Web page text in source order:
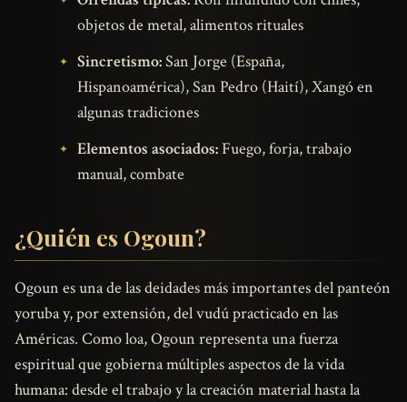
objetos de metal, alimentos rituales
Sincretismo:San Jorge (España,
Hispanoamérica), San Pedro (Haití), Xangó en
algunas tradiciones
Elementos asociados:Fuego, forja, trabajo
manual, combate
¿Quién es Ogoun?
Ogoun es una de las deidades más importantes del panteón
yoruba y, por extensión, del vudú practicado en las
Américas. Como loa, Ogoun representa una fuerza
espiritual que gobierna múltiples aspectos de la vida
humana: desde el trabajo y la creación material hasta la